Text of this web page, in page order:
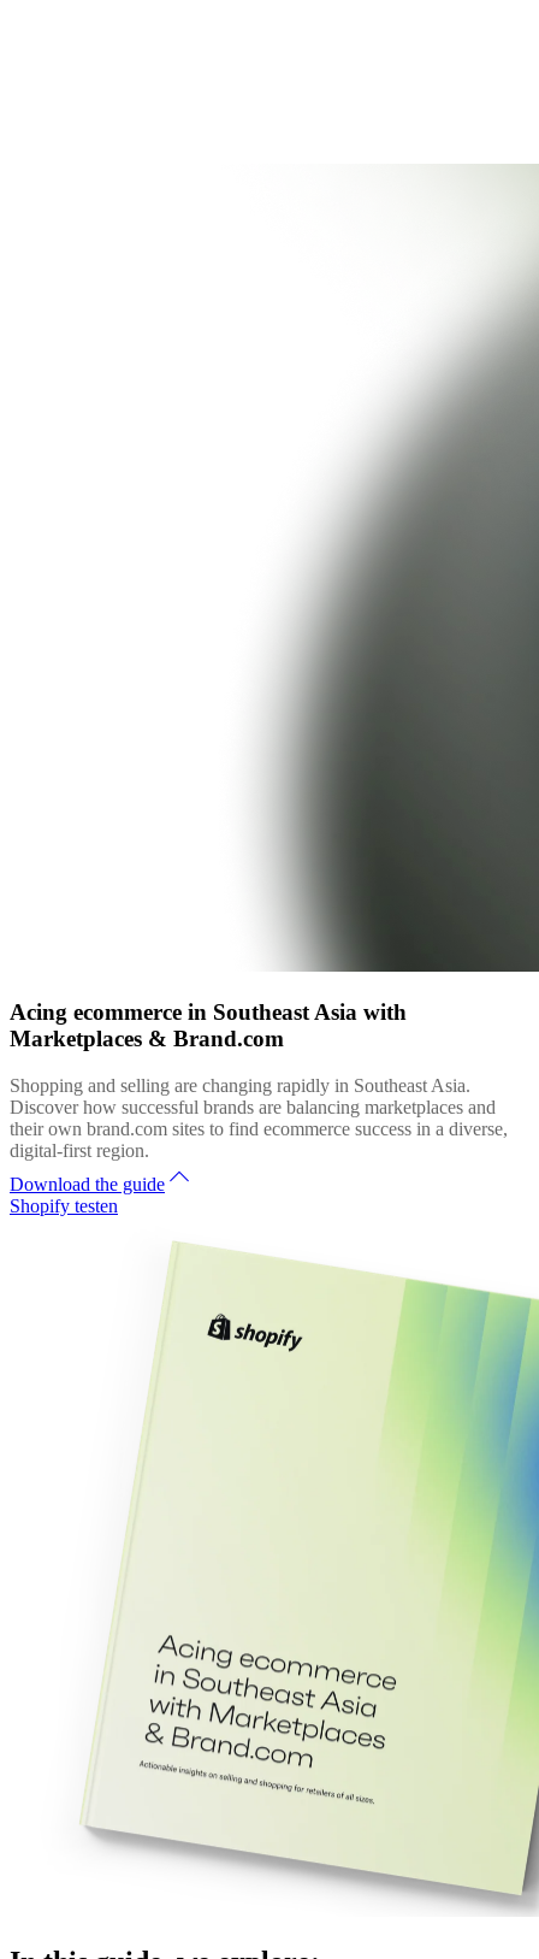
Acing ecommerce in Southeast Asia with
Marketplaces & Brand.com
Shopping and selling are changing rapidly in Southeast Asia.
Discover how successful brands are balancing marketplaces and
their own brand.com sites to find ecommerce success in a diverse,
digital-first region.
Download the guide
Shopify testen